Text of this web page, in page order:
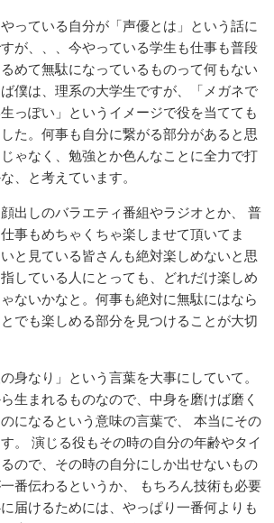
っている自分が「声優とは」という話に
が、、、今やっている学生も仕事も普段
めて無駄になっているものって何もない
僕は、理系の大学生ですが、「メガネで
っぽい」というイメージで役を当てても
た。何事も自分に繋がる部分があると思
ゃなく、勉強とか色んなことに全力で打
、と考えています。
出しのバラエティ番組やラジオとか、 普
事もめちゃくちゃ楽しませて頂いてま
と見ている皆さんも絶対楽しめないと思
している人にとっても、どれだけ楽しめ
ないかなと。何事も絶対に無駄にはなら
でも楽しめる部分を見つけることが大切
なり」という言葉を大事にしていて。
生まれるものなので、中身を磨けば磨く
になるという意味の言葉で、 本当にその
。 演じる役もその時の自分の年齢やタイ
ので、その時の自分にしか出せないもの
番伝わるというか、 もちろん技術も必要
届けるためには、やっぱり一番何よりも